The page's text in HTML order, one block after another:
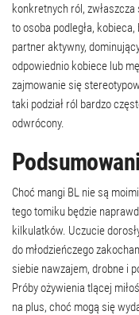
konkretnych ról,
to osoba podległa, kobieca,
partner aktywny,
odpowiednio kobiece lub
zajmowanie się
taki podział ról bardzo
odwrócony.
Choć mangi BL nie są
tego tomiku będzie
kilkulatków. Uczucie
do młodzieńczego
siebie nawzajem, drobne i
Próby ożywienia tlącej
na plus, choć mogą się